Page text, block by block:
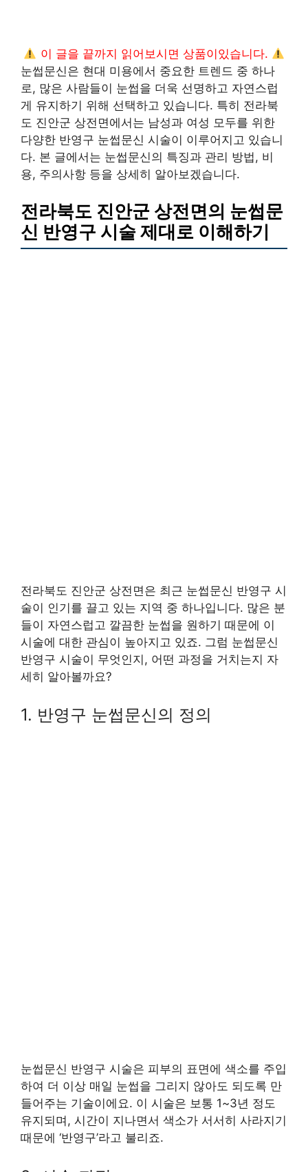
이 글을 끝까지 읽어보시면 상품이있습니다.
눈썹문신은 현대 미용에서 중요한 트렌드 중 하나
로, 많은 사람들이 눈썹을 더욱 선명하고 자연스럽
게 유지하기 위해 선택하고 있습니다. 특히 전라북
도 진안군 상전면에서는 남성과 여성 모두를 위한
다양한 반영구 눈썹문신 시술이 이루어지고 있습니
다. 본 글에서는 눈썹문신의 특징과 관리 방법, 비
용, 주의사항 등을 상세히 알아보겠습니다.
전라북도 진안군 상전면의 눈썹문
신 반영구 시술 제대로 이해하기
전라북도 진안군 상전면은 최근 눈썹문신 반영구 시
술이 인기를 끌고 있는 지역 중 하나입니다. 많은 분
들이 자연스럽고 깔끔한 눈썹을 원하기 때문에 이
시술에 대한 관심이 높아지고 있죠. 그럼 눈썹문신
반영구 시술이 무엇인지, 어떤 과정을 거치는지 자
세히 알아볼까요?
1. 반영구 눈썹문신의 정의
눈썹문신 반영구 시술은 피부의 표면에 색소를 주입
하여 더 이상 매일 눈썹을 그리지 않아도 되도록 만
들어주는 기술이에요. 이 시술은 보통 1~3년 정도
유지되며, 시간이 지나면서 색소가 서서히 사라지기
때문에 ‘반영구’라고 불리죠.